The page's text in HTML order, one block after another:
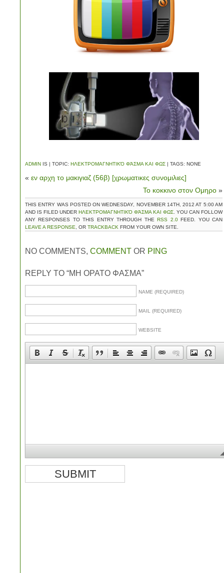
ADMIN IS | TOPIC: ΗΛΕΚΤΡΟΜΑΓΝΗΤΙΚΌ ΦΆΣΜΑ ΚΑΙ ΦΩΣ | TAGS: NONE
« εν αρχη το μακιγιαζ (56β) [χρωματικες συνομιλιες]
Το κοκκινο στον Ομηρο »
THIS ENTRY WAS POSTED ON WEDNESDAY, NOVEMBER 14TH, 2012 AT 5:00 AM
AND IS FILED UNDER ΗΛΕΚΤΡΟΜΑΓΝΗΤΙΚΌ ΦΆΣΜΑ ΚΑΙ ΦΩΣ . YOU CAN FOLLOW
ANY RESPONSES TO THIS ENTRY THROUGH THERSS 2.0FEED. YOU CAN
LEAVE A RESPONSE , OR TRACKBACK FROM YOUR OWN SITE.
NO COMMENTS, COMMENT OR PING
REPLY TO “ΜΗ ΟΡΑΤΟ ΦΑΣΜΑ”
NAME (REQUIRED)
MAIL (REQUIRED)
WEBSITE